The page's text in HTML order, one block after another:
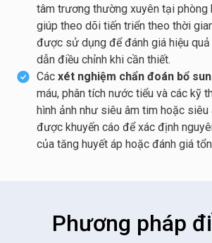
tâm trương thường xuyên tại phòng
giúp theo dõi tiến triển theo thời
được sử dụng để đánh giá hiệu
dẫn điều chỉnh khi cần thiết.
Các xét nghiệm chẩn đoán bổ
máu, phân tích nước tiểu và các kỹ
hình ảnh như siêu âm tim hoặc siêu
được khuyến cáo để xác định
của tăng huyết áp hoặc đánh giá
Phương pháp